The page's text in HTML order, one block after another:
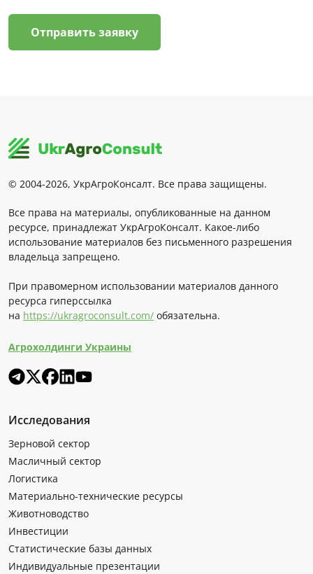
Отправить заявку
© 2004-2026, УкрАгроКонсалт. Все права защищены.
Все права на материалы, опубликованные на данном
ресурсе, принадлежат УкрАгроКонсалт. Какое-либо
использование материалов без письменного разрешения
владельца запрещено.
При правомерном использовании материалов данного
ресурса гиперссылка
на https://ukragroconsult.com/ обязательна.
Агрохолдинги Украины
Исследования
Зерновой сектор
Масличный сектор
Логистика
Материально-технические ресурсы
Животноводство
Инвестиции
Статистические базы данных
Индивидуальные презентации